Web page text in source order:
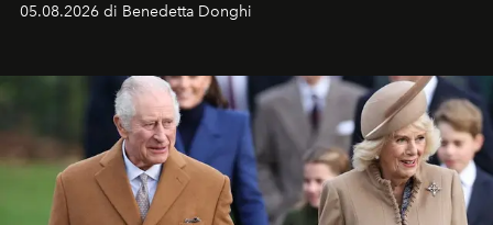
05.08.2026 di Benedetta Donghi